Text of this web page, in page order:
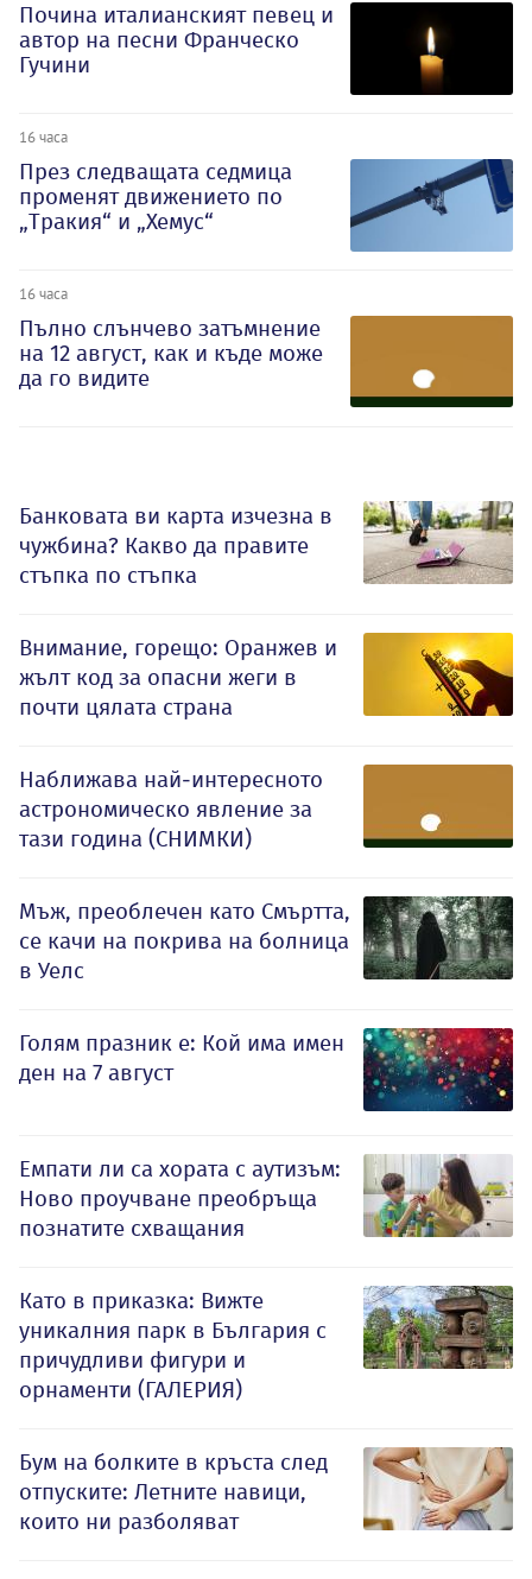
Почина италианският певец и
автор на песни Франческо
Гучини
16 часа
През следващата седмица
променят движението по
„Тракия“ и „Хемус“
16 часа
Пълно слънчево затъмнение
на 12 август, как и къде може
да го видите
Банковата ви карта изчезна в
чужбина? Какво да правите
стъпка по стъпка
Внимание, горещо: Оранжев и
жълт код за опасни жеги в
почти цялата страна
Наближава най-интересното
астрономическо явление за
тази година (СНИМКИ)
Мъж, преоблечен като Смъртта,
се качи на покрива на болница
в Уелс
Голям празник е: Кой има имен
ден на 7 август
Емпати ли са хората с аутизъм:
Ново проучване преобръща
познатите схващания
Като в приказка: Вижте
уникалния парк в България с
причудливи фигури и
орнаменти (ГАЛЕРИЯ)
Бум на болките в кръста след
отпуските: Летните навици,
които ни разболяват